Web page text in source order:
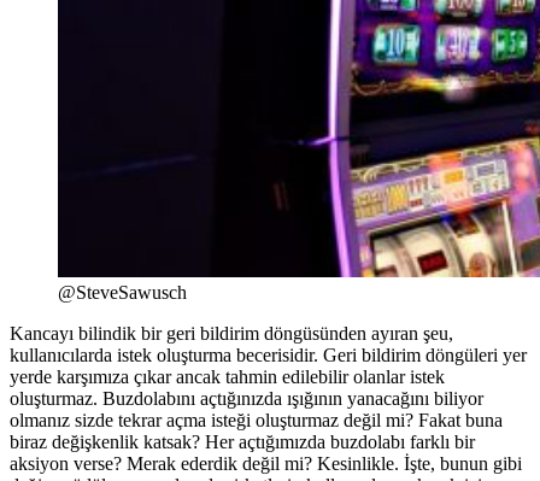
@SteveSawusch
Kancayı bilindik bir geri bildirim döngüsünden ayıran şeu,
kullanıcılarda istek oluşturma becerisidir. Geri bildirim döngüleri yer
yerde karşımıza çıkar ancak tahmin edilebilir olanlar istek
oluşturmaz. Buzdolabını açtığınızda ışığının yanacağını biliyor
olmanız sizde tekrar açma isteği oluşturmaz değil mi? Fakat buna
biraz değişkenlik katsak? Her açtığımızda buzdolabı farklı bir
aksiyon verse? Merak ederdik değil mi? Kesinlikle. İşte, bunun gibi